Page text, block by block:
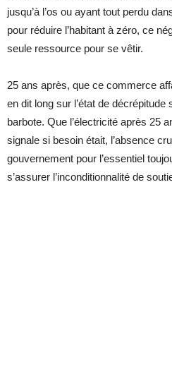
jusqu’à l’os ou ayant tout perdu
pour réduire l’habitant à zéro, ce
seule ressource pour se vêtir.
25 ans après, que ce commerce
en dit long sur l’état de
barbote. Que l’électricité après 25
signale si besoin était, l’absence
gouvernement pour l’essentiel
s’assurer l’inconditionnalité de